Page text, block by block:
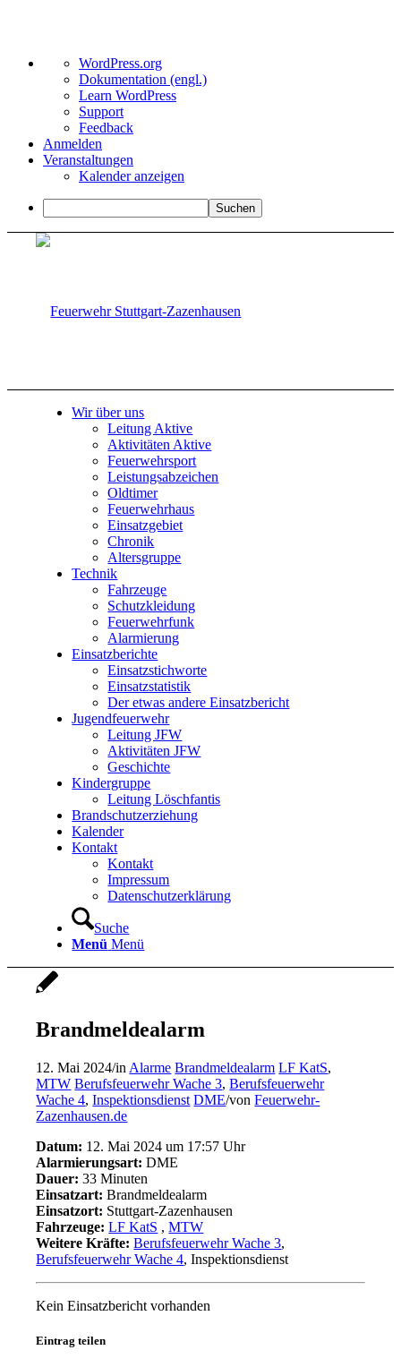
Über
WordPress
WordPress.org
Dokumentation (engl.)
Learn WordPress
Support
Feedback
Anmelden
Veranstaltungen
Kalender anzeigen
Suchen
Wir über uns
Leitung Aktive
Aktivitäten Aktive
Feuerwehrsport
Leistungsabzeichen
Oldtimer
Feuerwehrhaus
Einsatzgebiet
Chronik
Altersgruppe
Technik
Fahrzeuge
Schutzkleidung
Feuerwehrfunk
Alarmierung
Einsatzberichte
Einsatzstichworte
Einsatzstatistik
Der etwas andere Einsatzbericht
Jugendfeuerwehr
Leitung JFW
Aktivitäten JFW
Geschichte
Kindergruppe
Leitung Löschfantis
Brandschutzerziehung
Kalender
Kontakt
Kontakt
Impressum
Datenschutzerklärung
Suche
Menü Menü
Brandmeldealarm
12. Mai 2024/in Alarme Brandmeldealarm LF KatS,
MTW Berufsfeuerwehr Wache 3,Berufsfeuerwehr
Wache 4,Inspektionsdienst DME/vonFeuerwehr-
Zazenhausen.de
Datum: 12. Mai 2024 um 17:57 Uhr
Alarmierungsart: DME
Dauer: 33 Minuten
Einsatzart: Brandmeldealarm
Einsatzort: Stuttgart-Zazenhausen
Fahrzeuge: LF KatS ,MTW
Weitere Kräfte: Berufsfeuerwehr Wache 3,
Berufsfeuerwehr Wache 4, Inspektionsdienst
Kein Einsatzbericht vorhanden
Eintrag teilen